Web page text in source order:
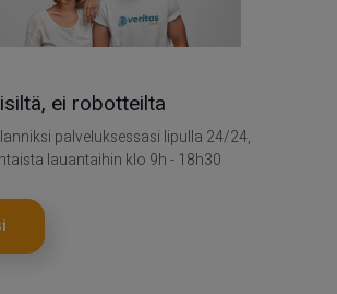
ei robotteilta
palveluksessasi lipulla 24/24,
lauantaihin klo 9h - 18h30